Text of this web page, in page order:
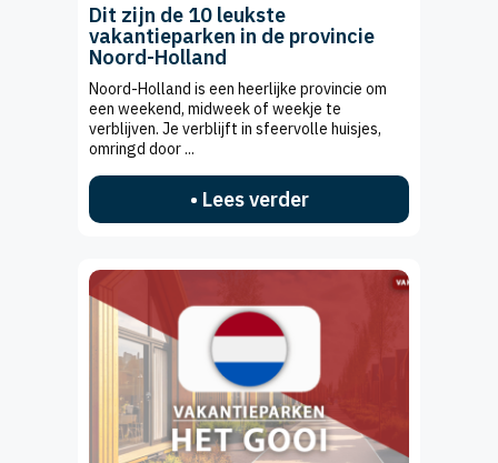
Dit zijn de 10 leukste
vakantieparken in de provincie
Noord-Holland
Noord-Holland is een heerlijke provincie om
een weekend, midweek of weekje te
verblijven. Je verblijft in sfeervolle huisjes,
omringd door ...
• Lees verder